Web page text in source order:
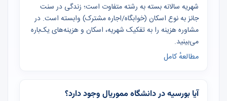
شهریه سالانه بسته به رشته متفاوت است؛ زندگی در سنت
جانز به نوع اسکان (خوابگاه/اجاره مشترک) وابسته است. در
مشاوره هزینه را به تفکیک شهریه، اسکان و هزینه‌های یک‌باره
می‌بینید.
مطالعهٔ کامل
آیا بورسیه در دانشگاه مموریال وجود دارد؟